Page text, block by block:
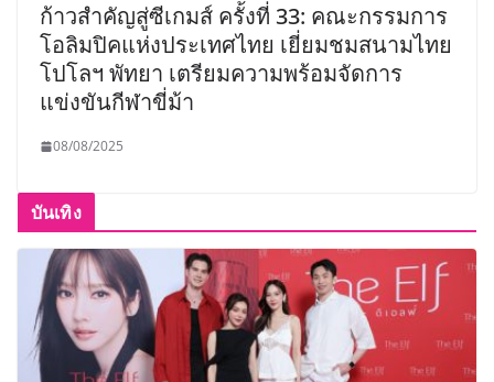
ก้าวสำคัญสู่ซีเกมส์ ครั้งที่ 33: คณะกรรมการ
โอลิมปิคแห่งประเทศไทย เยี่ยมชมสนามไทย
โปโลฯ พัทยา เตรียมความพร้อมจัดการ
แข่งขันกีฬาขี่ม้า
08/08/2025
บันเทิง